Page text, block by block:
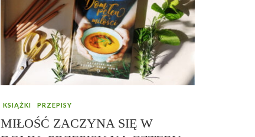
KSIĄŻKI PRZEPISY
MIŁOŚĆ ZACZYNA SIĘ W